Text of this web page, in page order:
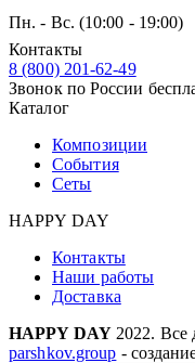
Пн. - Вс. (10:00 - 19:00)
Контакты
8 (800) 201-62-49
Звонок по России
Каталог
Композиции
События
Сеты
HAPPY DAY
Контакты
Наши работы
Доставка
HAPPY DAY 2022. Все
parshkov.group -